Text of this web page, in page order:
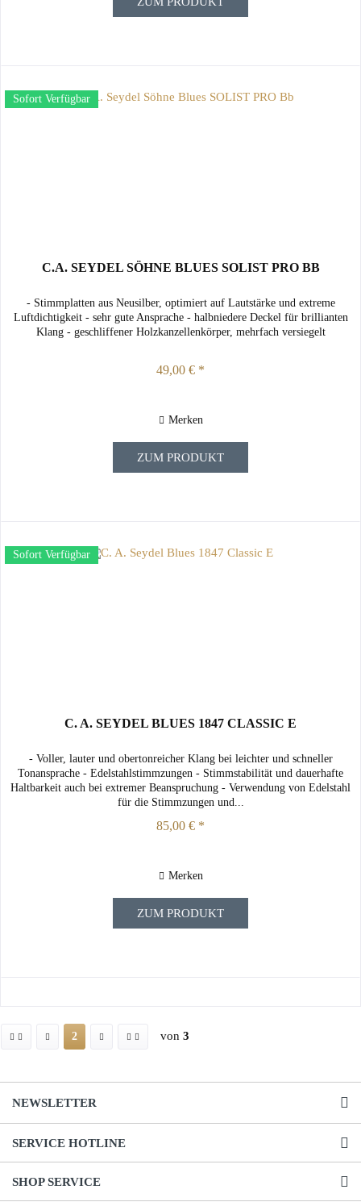
Sofort Verfügbar
C.A. SEYDEL SÖHNE BLUES SOLIST PRO BB
- Stimmplatten aus Neusilber, optimiert auf Lautstärke und extreme
Luftdichtigkeit - sehr gute Ansprache - halbniedere Deckel für brillianten
Klang - geschliffener Holzkanzellenkörper, mehrfach versiegelt
49,00 € *
Merken
ZUM PRODUKT
Sofort Verfügbar
C. A. SEYDEL BLUES 1847 CLASSIC E
- Voller, lauter und obertonreicher Klang bei leichter und schneller
Tonansprache - Edelstahlstimmzungen - Stimmstabilität und dauerhafte
Haltbarkeit auch bei extremer Beanspruchung - Verwendung von Edelstahl
für die Stimmzungen und...
85,00 € *
Merken
ZUM PRODUKT
2 von 3
NEWSLETTER
SERVICE HOTLINE
SHOP SERVICE